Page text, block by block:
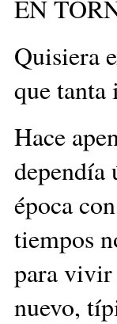
EN
Quisiera
que
Hace
época
tiempos
para vivir
nuevo,